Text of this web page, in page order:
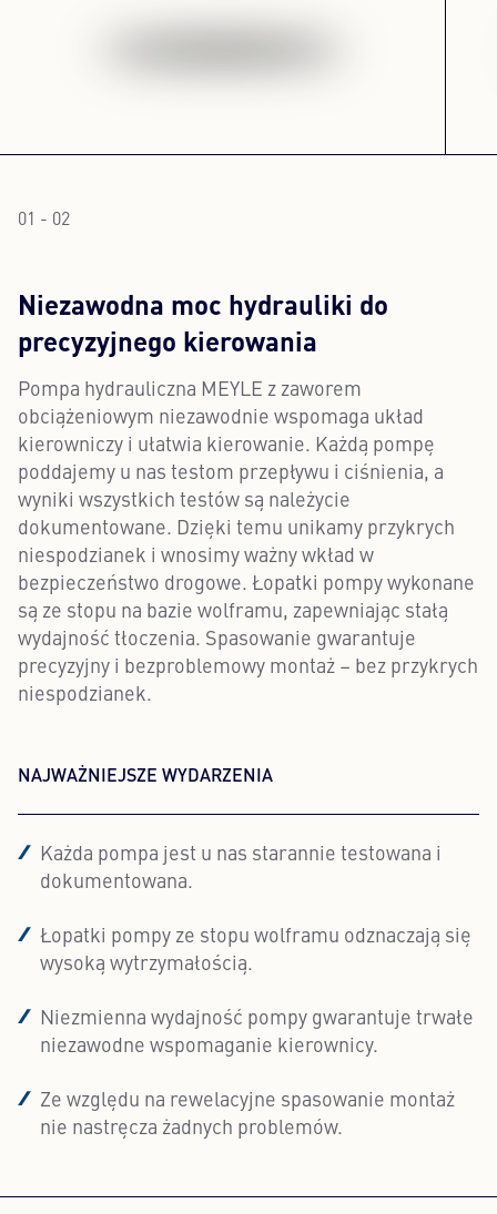
01 - 02
Niezawodna moc hydrauliki do
precyzyjnego kierowania
Pompa hydrauliczna MEYLE z zaworem
obciążeniowym niezawodnie wspomaga układ
kierowniczy i ułatwia kierowanie. Każdą pompę
poddajemy u nas testom przepływu i ciśnienia, a
wyniki wszystkich testów są należycie
dokumentowane. Dzięki temu unikamy przykrych
niespodzianek i wnosimy ważny wkład w
bezpieczeństwo drogowe. Łopatki pompy wykonane
są ze stopu na bazie wolframu, zapewniając stałą
wydajność tłoczenia. Spasowanie gwarantuje
precyzyjny i bezproblemowy montaż – bez przykrych
niespodzianek.
NAJWAŻNIEJSZE WYDARZENIA
Każda pompa jest u nas starannie testowana i
dokumentowana.
Łopatki pompy ze stopu wolframu odznaczają się
wysoką wytrzymałością.
Niezmienna wydajność pompy gwarantuje trwałe
niezawodne wspomaganie kierownicy.
Ze względu na rewelacyjne spasowanie montaż
nie nastręcza żadnych problemów.